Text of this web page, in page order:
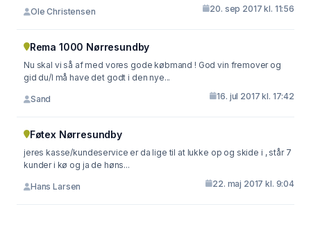
Ole Christensen 20. sep 2017 kl. 11:56
Rema 1000 Nørresundby
Nu skal vi så af med vores gode købmand ! God vin fremover og
gid du/I må have det godt i den nye...
Sand 16. jul 2017 kl. 17:42
Føtex Nørresundby
jeres kasse/kundeservice er da lige til at lukke op og skide i , står 7
kunder i kø og ja de høns...
Hans Larsen 22. maj 2017 kl. 9:04